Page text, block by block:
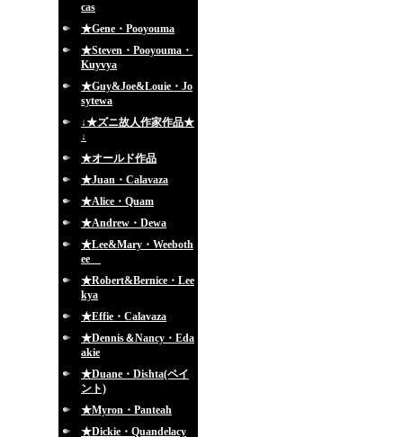
cas
★Gene・Pooyouma
★Steven・Pooyouma・
Kuyvya
★Guy&Joe&Louie・Jo
sytewa
↓★ズニ故人作家作品★
↓
★オールド作品
★Juan・Calavaza
★Alice・Quam
★Andrew・Dewa
★Lee&Mary・Weeboth
ee
★Robert&Bernice・Lee
kya
★Effie・Calavaza
★Dennis＆Nancy・Eda
akie
★Duane・Dishta(ペイ
ント)
★Myron・Panteah
★Dickie・Quandelacy